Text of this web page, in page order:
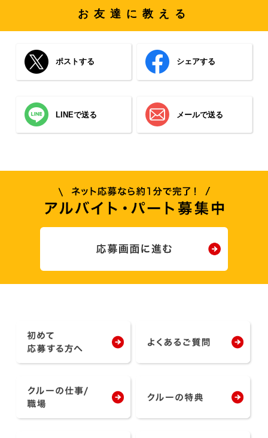
お友達に教える
ポストする シェアする
LINEで送る メールで送る